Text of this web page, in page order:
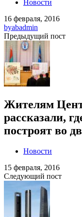
Новости
16 февраля, 2016
byabadmin
Предыдущий пост
Жителям
рассказали,
построят во
Новости
15 февраля, 2016
Следующий пост